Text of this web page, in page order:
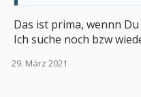
Das ist prima, wennn
Ich suche noch bzw
29. März 2021